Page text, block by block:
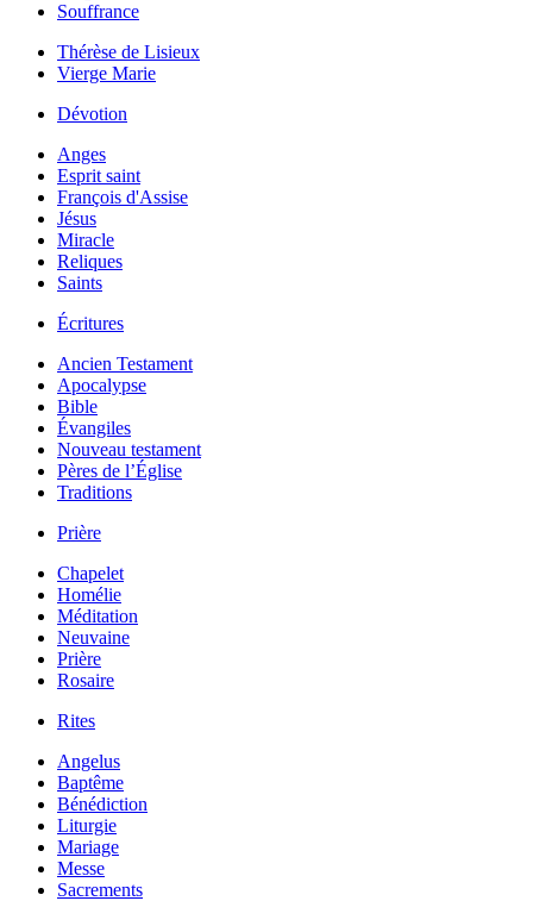
Souffrance
Thérèse de Lisieux
Vierge Marie
Dévotion
Anges
Esprit saint
François d'Assise
Jésus
Miracle
Reliques
Saints
Écritures
Ancien Testament
Apocalypse
Bible
Évangiles
Nouveau testament
Pères de l’Église
Traditions
Prière
Chapelet
Homélie
Méditation
Neuvaine
Prière
Rosaire
Rites
Angelus
Baptême
Bénédiction
Liturgie
Mariage
Messe
Sacrements